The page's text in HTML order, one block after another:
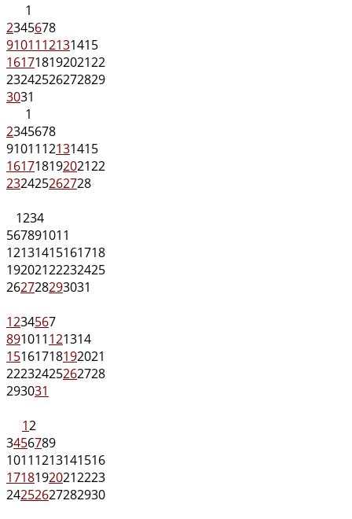
1
2345678
9101112131415
16171819202122
23242526272829
3031
1
2345678
9101112131415
16171819202122
232425262728
1234
567891011
12131415161718
19202122232425
262728293031
1234567
891011121314
15161718192021
22232425262728
293031
12
3456789
10111213141516
17181920212223
24252627282930